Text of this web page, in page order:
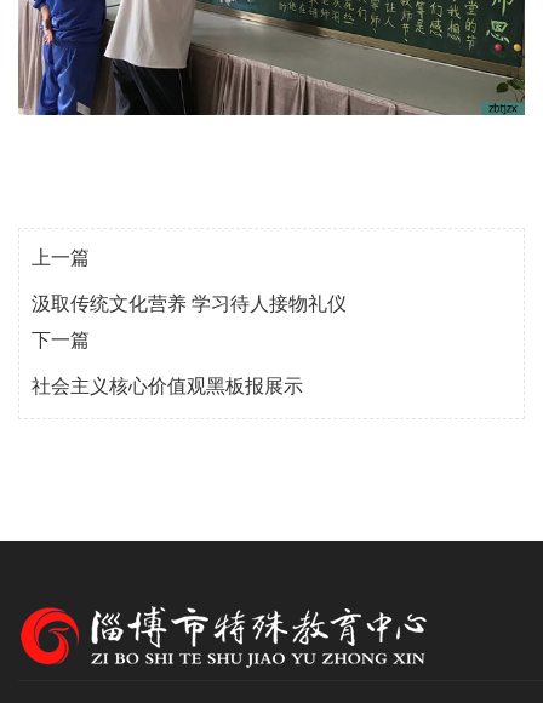
上一篇
汲取传统文化营养 学习待人接物礼仪
下一篇
社会主义核心价值观黑板报展示